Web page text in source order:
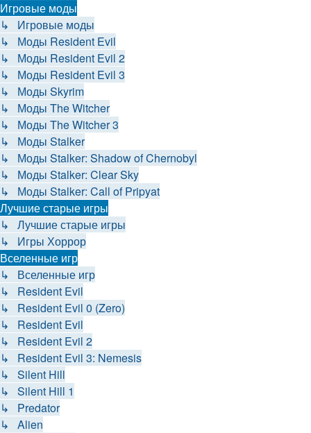
Игровые моды
↳ Игровые моды
↳ Моды Resident Evil
↳ Моды Resident Evil 2
↳ Моды Resident Evil 3
↳ Моды Skyrim
↳ Моды The Witcher
↳ Моды The Witcher 3
↳ Моды Stalker
↳ Моды Stalker: Shadow of Chernobyl
↳ Моды Stalker: Clear Sky
↳ Моды Stalker: Call of Pripyat
Лучшие старые игры
↳ Лучшие старые игры
↳ Игры Хоррор
Вселенные игр
↳ Вселенные игр
↳ Resident Evil
↳ Resident Evil 0 (Zero)
↳ Resident Evil
↳ Resident Evil 2
↳ Resident Evil 3: Nemesis
↳ Silent Hill
↳ Silent Hill 1
↳ Predator
↳ Alien